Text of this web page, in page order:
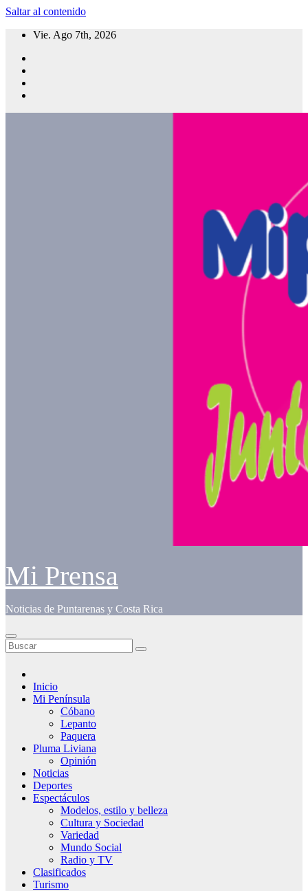
Saltar al contenido
Vie. Ago 7th, 2026
Mi Prensa
Noticias de Puntarenas y Costa Rica
Inicio
Mi Península
Cóbano
Lepanto
Paquera
Pluma Liviana
Opinión
Noticias
Deportes
Espectáculos
Modelos, estilo y belleza
Cultura y Sociedad
Variedad
Mundo Social
Radio y TV
Clasificados
Turismo